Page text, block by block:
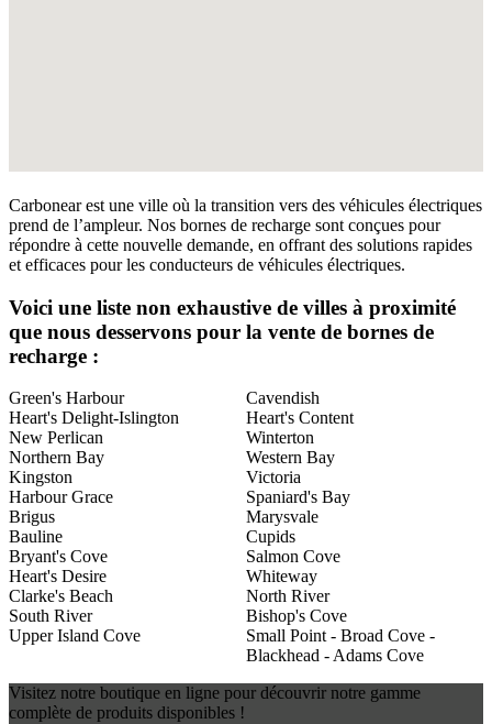
Carbonear est une ville où la transition vers des véhicules électriques
prend de l’ampleur. Nos bornes de recharge sont conçues pour
répondre à cette nouvelle demande, en offrant des solutions rapides
et efficaces pour les conducteurs de véhicules électriques.
Voici une liste non exhaustive de villes à proximité
que nous desservons pour la vente de bornes de
recharge :
Green's Harbour
Cavendish
Heart's Delight-Islington
Heart's Content
New Perlican
Winterton
Northern Bay
Western Bay
Kingston
Victoria
Harbour Grace
Spaniard's Bay
Brigus
Marysvale
Bauline
Cupids
Bryant's Cove
Salmon Cove
Heart's Desire
Whiteway
Clarke's Beach
North River
South River
Bishop's Cove
Upper Island Cove
Small Point - Broad Cove -
Blackhead - Adams Cove
Visitez notre boutique en ligne pour découvrir notre gamme
complète de produits disponibles !